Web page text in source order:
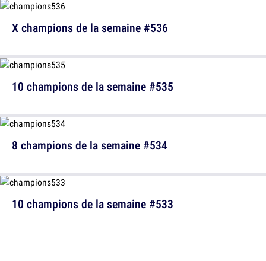
10 champions de la semaine #535
10 champions de la semaine #533
X champions de la semaine #536
8 champions de la semaine #534